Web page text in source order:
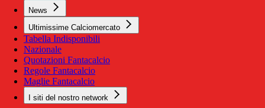
News
Ultimissime Calciomercato
Tabella Indisponibili
Nazionale
Quotazioni Fantacalcio
Regole Fantacalcio
Maglie Fantacalcio
I siti del nostro network